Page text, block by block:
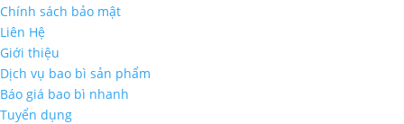
Chính sách bảo mật
Liên Hệ
Giới thiệu
Dịch vụ bao bì sản phẩm
Báo giá bao bì nhanh
Tuyển dụng